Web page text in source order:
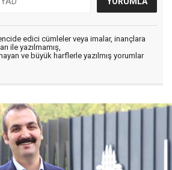
edici cümleler veya imalar, inançlara
ile yazılmamış,
ve büyük harflerle yazılmış yorumlar